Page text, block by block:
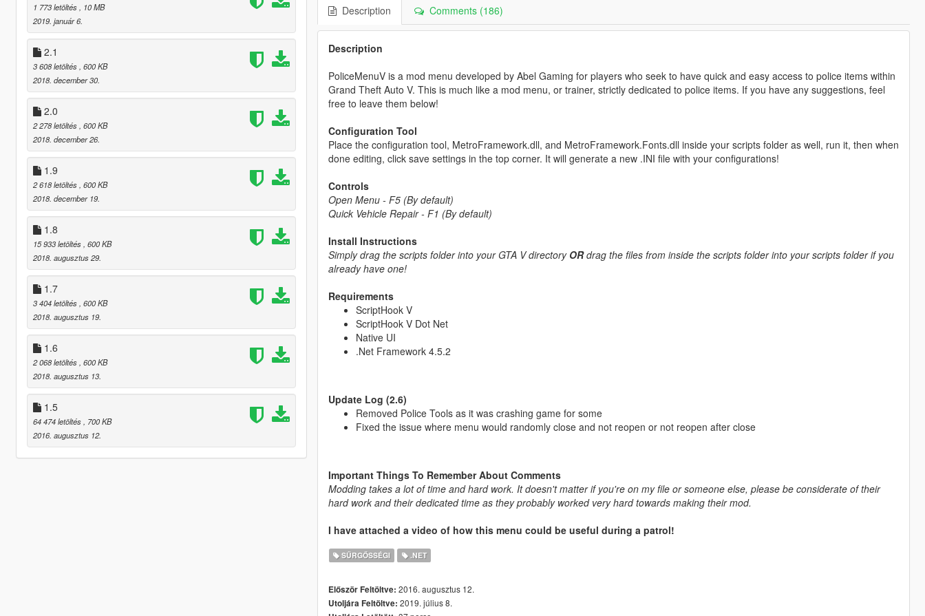
1 773 letöltés
, 10 MB
2019. január 6.
2.1
3 608 letöltés , 600 KB
2018. december 30.
2.0
2 278 letöltés , 600 KB
2018. december 26.
1.9
2 618 letöltés , 600 KB
2018. december 19.
1.8
15 933 letöltés , 600 KB
2018. augusztus 29.
1.7
3 404 letöltés , 600 KB
2018. augusztus 19.
1.6
2 068 letöltés , 600 KB
2018. augusztus 13.
1.5
64 474 letöltés
, 700 KB
2016. augusztus 12.
Description Comments (186)
Description
PoliceMenuV is a mod menu developed by Abel Gaming for players who seek to have quick and easy access to police items within
Grand Theft Auto V. This is much like a mod menu, or trainer, strictly dedicated to police items. If you have any suggestions, feel
free to leave them below!
Configuration Tool
Place the configuration tool, MetroFramework.dll, and MetroFramework.Fonts.dll inside your scripts folder as well, run it, then when
done editing, click save settings in the top corner. It will generate a new .INI file with your configurations!
Controls
Open Menu - F5 (By default)
Quick Vehicle Repair - F1 (By default)
Install Instructions
Simply drag the scripts folder into your GTA V directory ORdrag the files from inside the scripts folder into your scripts folder if you
already have one!
Requirements
ScriptHook V
ScriptHook V Dot Net
Native UI
.Net Framework 4.5.2
Update Log (2.6)
Removed Police Tools as it was crashing game for some
Fixed the issue where menu would randomly close and not reopen or not reopen after close
Important Things To Remember About Comments
Modding takes a lot of time and hard work. It doesn't matter if you're on my file or someone else, please be considerate of their
hard work and their dedicated time as they probably worked very hard towards making their mod.
I have attached a video of how this menu could be useful during a patrol!
SŰRGŐSSÉGI .NET
Először Feltöltve: 2016. augusztus 12.
Utoljára Feltöltve: 2019. július 8.